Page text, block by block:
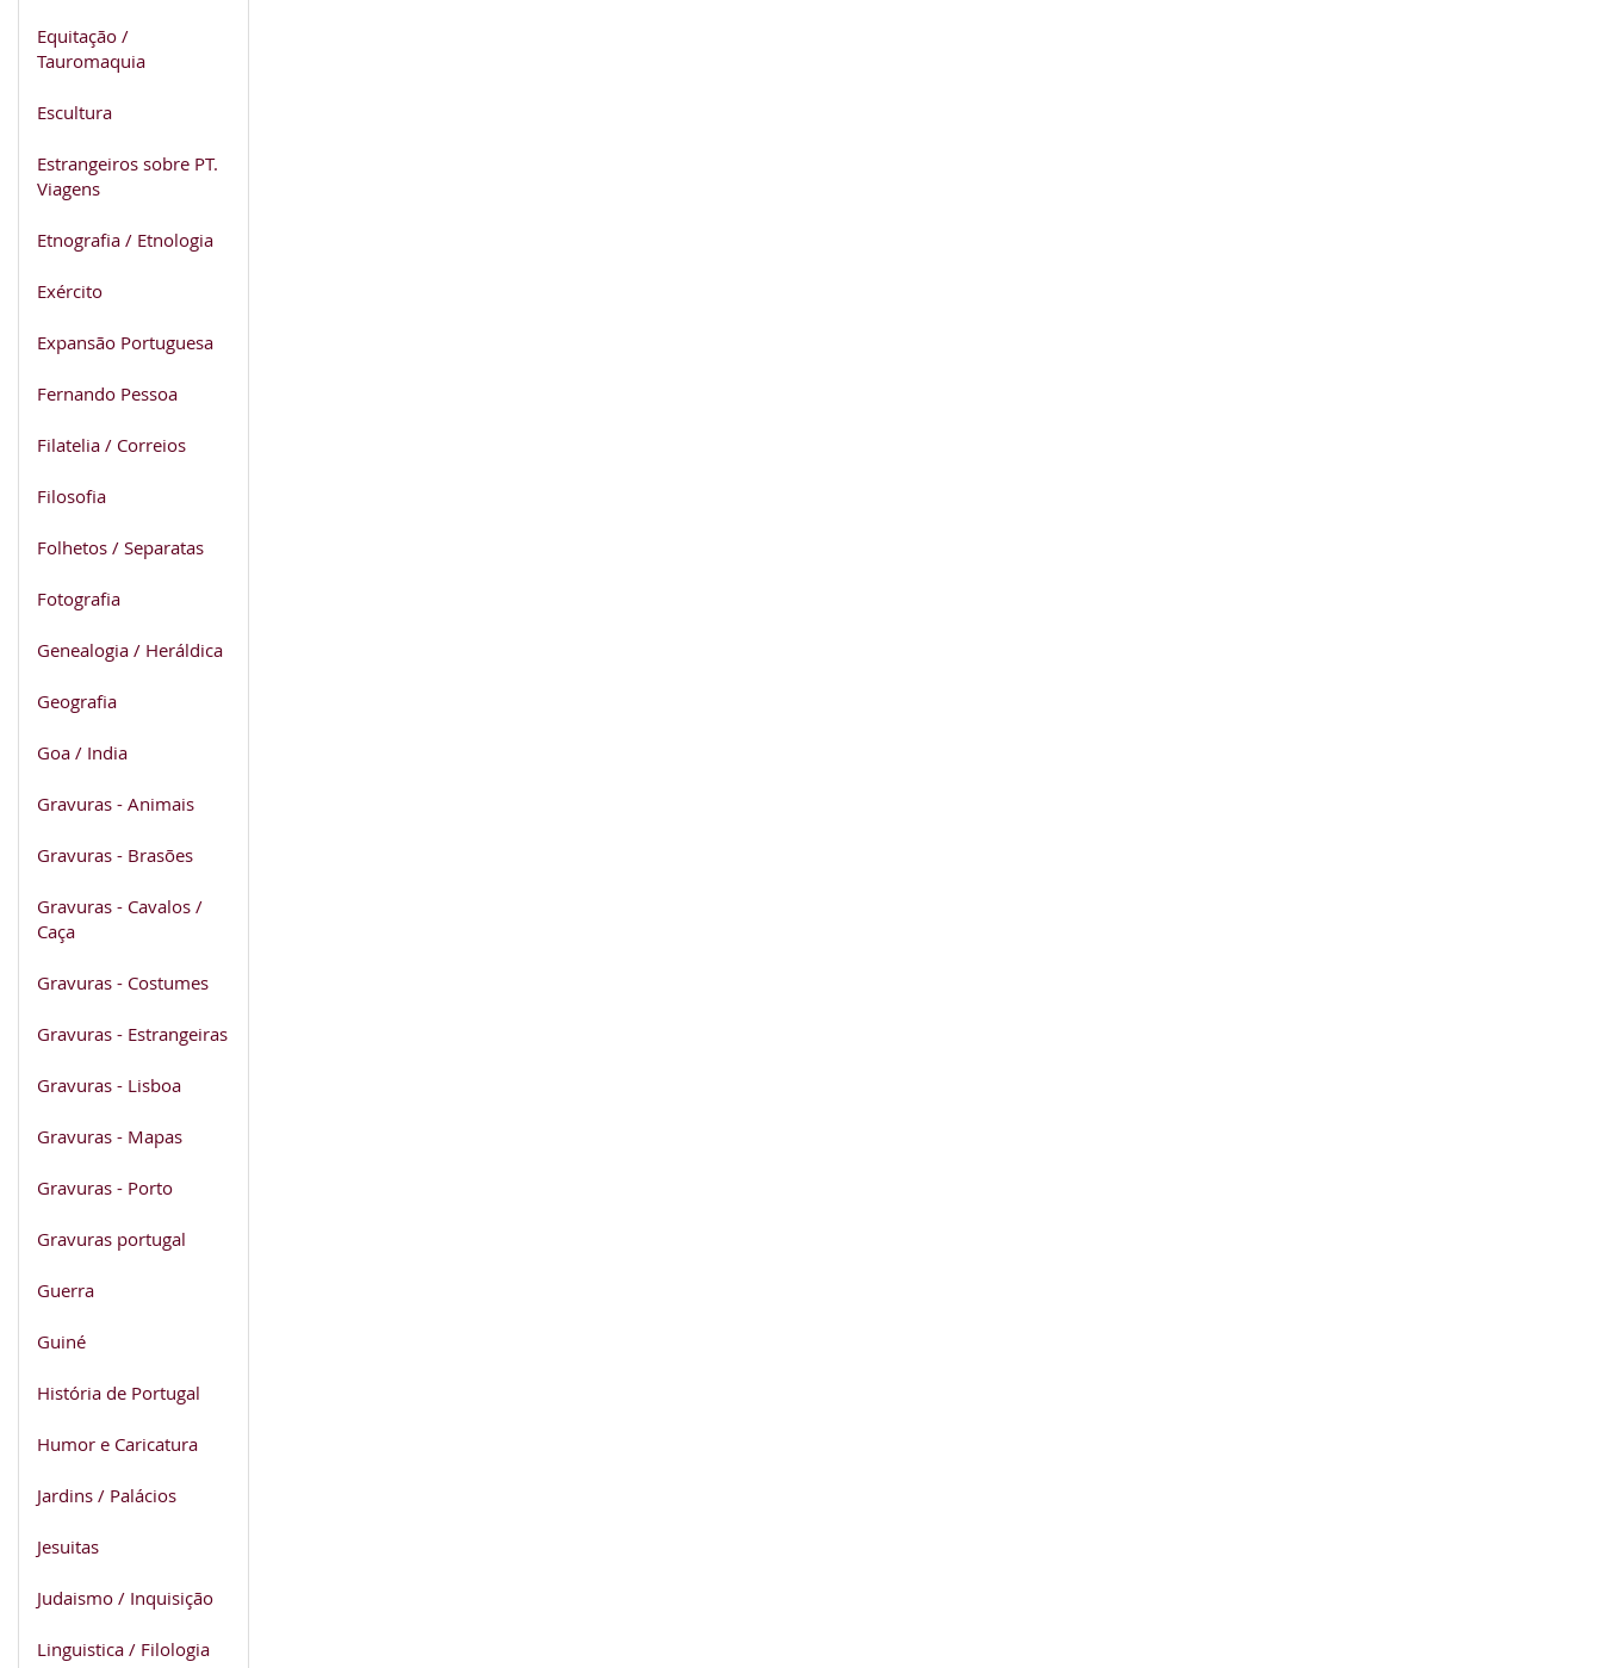
Equitação /
Tauromaquia
Escultura
Estrangeiros sobre PT.
Viagens
Etnografia / Etnologia
Exército
Expansão Portuguesa
Fernando Pessoa
Filatelia / Correios
Filosofia
Folhetos / Separatas
Fotografia
Genealogia / Heráldica
Geografia
Goa / India
Gravuras - Animais
Gravuras - Brasões
Gravuras - Cavalos /
Caça
Gravuras - Costumes
Gravuras - Estrangeiras
Gravuras - Lisboa
Gravuras - Mapas
Gravuras - Porto
Gravuras portugal
Guerra
Guiné
História de Portugal
Humor e Caricatura
Jardins / Palácios
Jesuitas
Judaismo / Inquisição
Linguistica / Filologia